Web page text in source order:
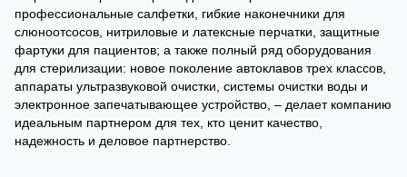
профессиональные салфетки, гибкие наконечники для
слюноотсосов, нитриловые и латексные перчатки, защитные
фартуки для пациентов; а также полный ряд оборудования
для стерилизации: новое поколение автоклавов трех классов,
аппараты ультразвуковой очистки, системы очистки воды и
электронное запечатывающее устройство, – делает компанию
идеальным партнером для тех, кто ценит качество,
надежность и деловое партнерство.